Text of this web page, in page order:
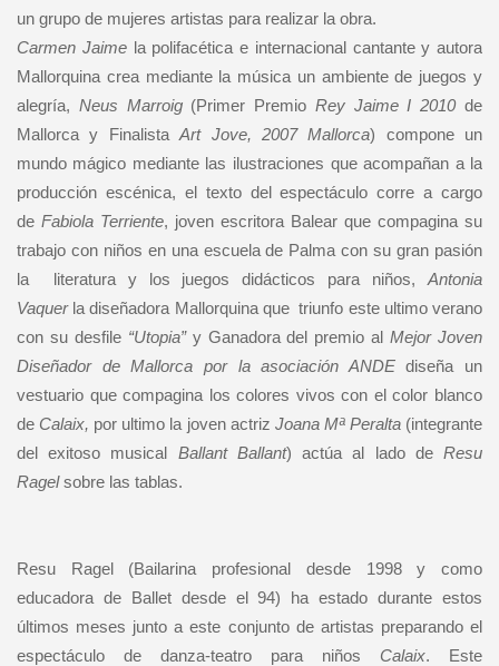
un grupo de mujeres artistas para realizar la obra.
Carmen Jaimela polifacética e internacional cantante y autora
Mallorquina crea mediante la música un ambiente de juegos y
alegría, Neus Marroig(Primer Premio Rey Jaime I 2010de
Mallorca y FinalistaArt Jove, 2007 Mallorca) compone un
mundo mágico mediante las ilustraciones que acompañan a la
producción escénica, el texto del espectáculo corre a cargo
de Fabiola Terriente, joven escritora Balear que compagina su
trabajo con niños en una escuela de Palma con su gran pasión
la literatura y los juegos didácticos para niños,Antonia
Vaquerla diseñadora Mallorquina que triunfo este ultimo verano
con su desfile “Utopia”y Ganadora del premio alMejor Joven
Diseñador de Mallorca por la asociación ANDEdiseña un
vestuario que compagina los colores vivos con el color blanco
de Calaix, por ultimo la joven actriz Joana Mª Peralta(integrante
del exitoso musical Ballant Ballant) actúa al lado deResu
Ragelsobre las tablas.
Resu Ragel (Bailarina profesional desde 1998 y como
educadora de Ballet desde el 94) ha estado durante estos
últimos meses junto a este conjunto de artistas preparando el
espectáculo de danza-teatro para niños Calaix. Este